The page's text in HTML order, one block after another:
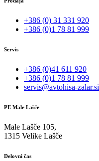
+386 (0) 31 331 920
+386 (0)1 78 81 999
Servis
+386 (0)41 611 920
+386 (0)1 78 81 999
servis@avtohisa-zalar.si
PE Male Lašče
Male Lašče 105,
1315 Velike Lašče
Delovni čas